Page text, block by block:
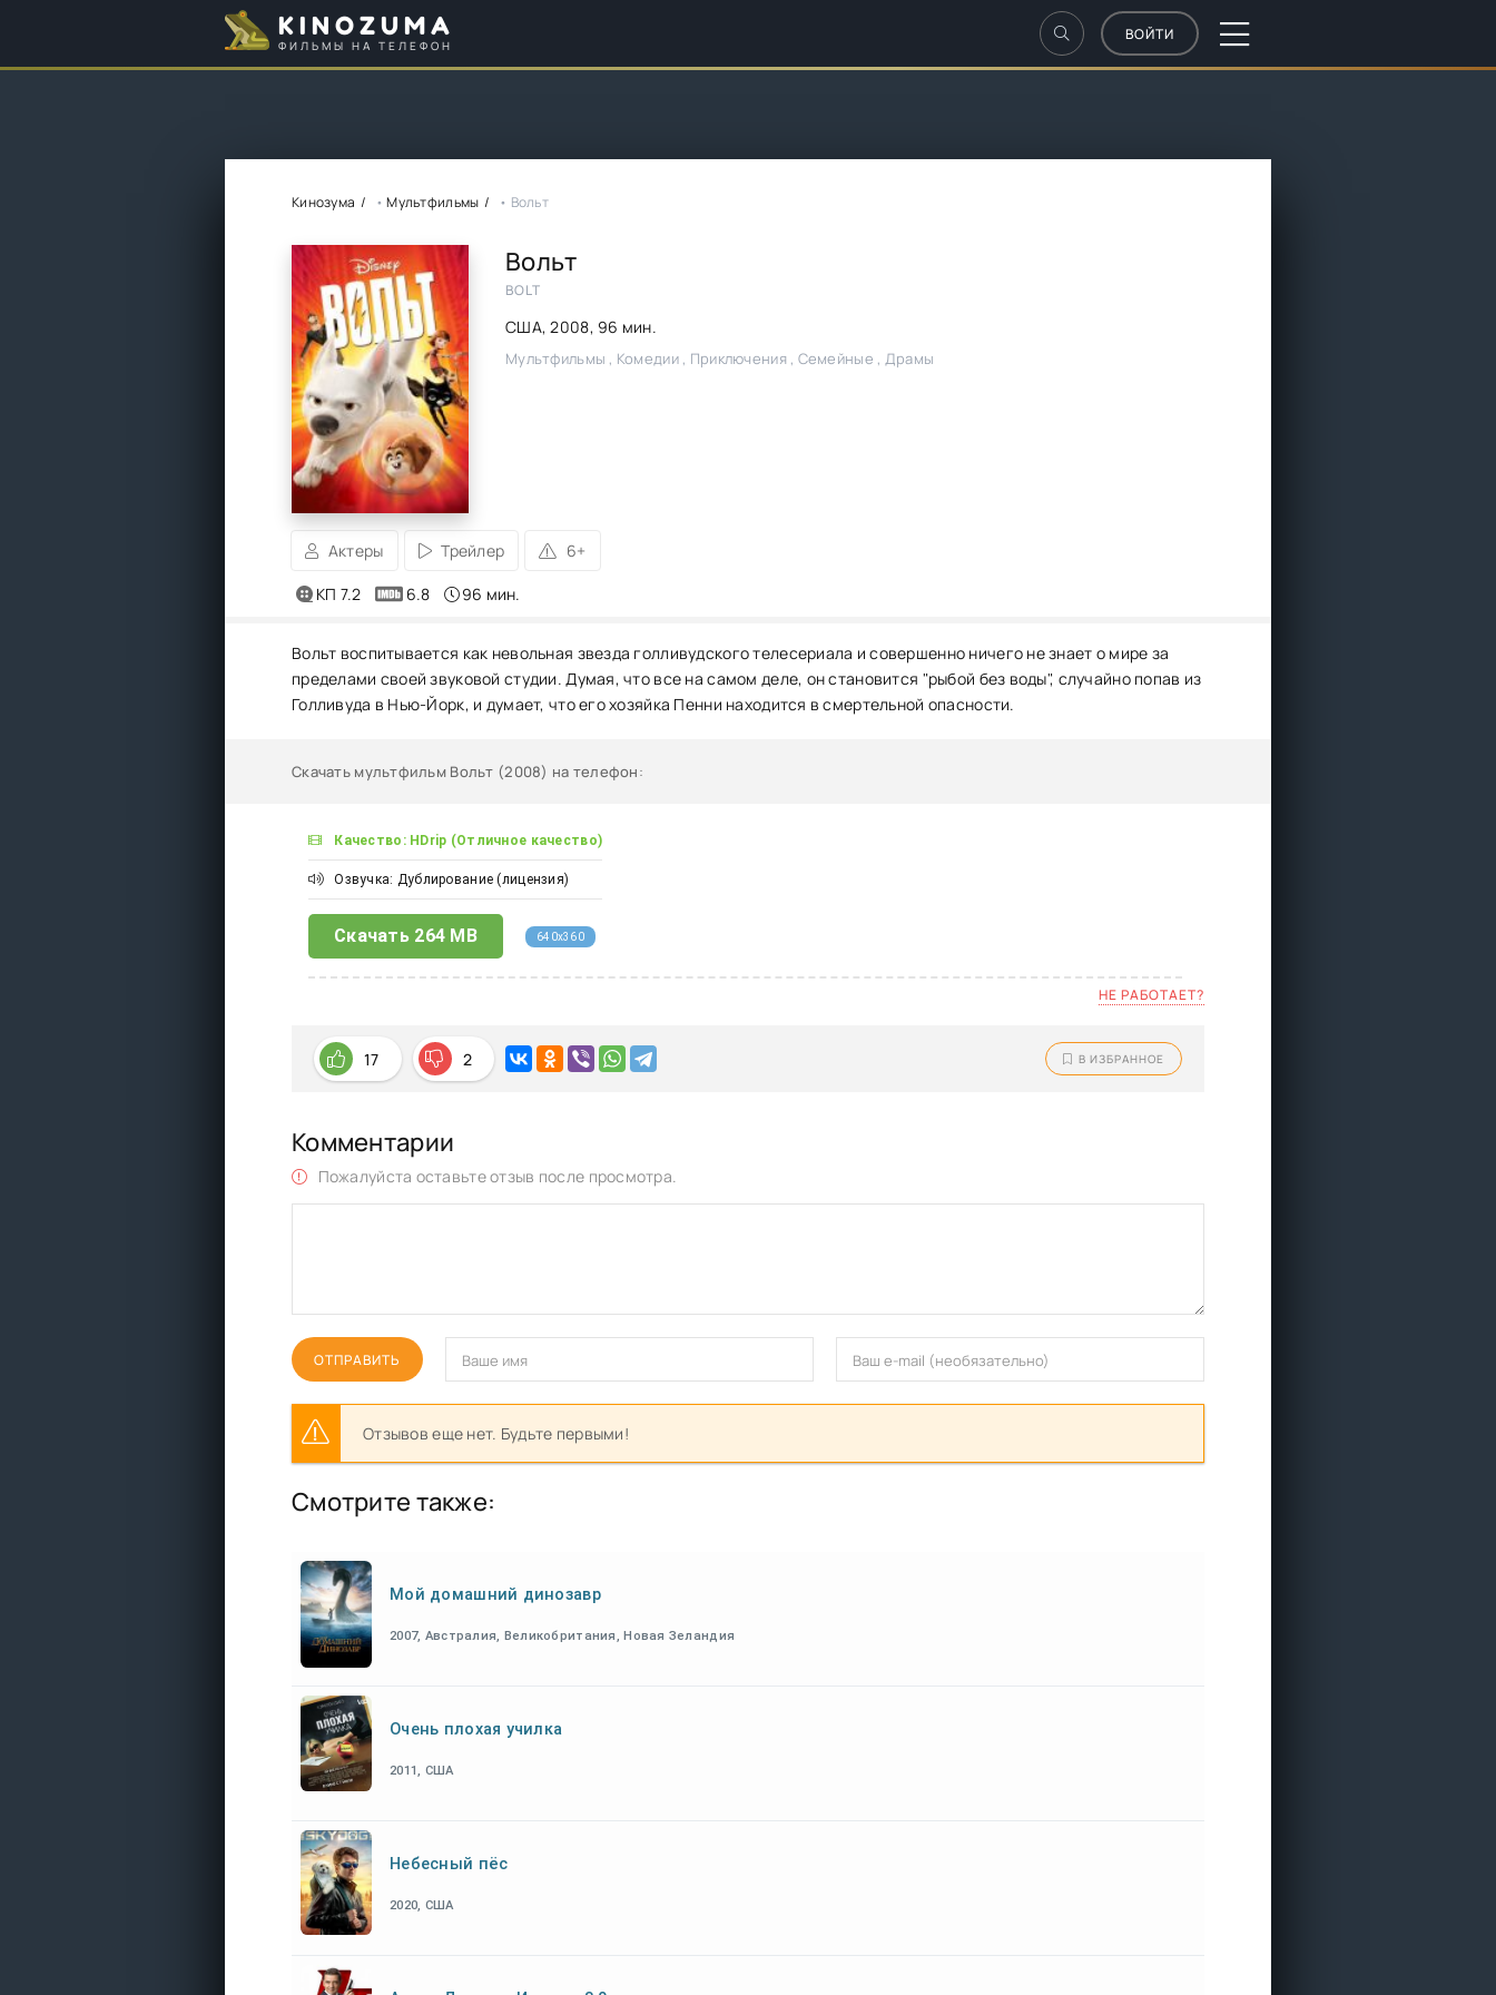
KINOZUMA
ФИЛЬМЫ НА ТЕЛЕФОН
ВОЙТИ
Кинозума •Мультфильмы • Вольт
Вольт
BOLT
США,2008, 96 мин.
Мультфильмы , Комедии , Приключения , Семейные , Драмы
Актеры Трейлер 6+
КП 7.2 6.8 96 мин.
Вольт воспитывается как невольная звезда голливудского телесериала и совершенно ничего не знает о мире за
пределами своей звуковой студии. Думая, что все на самом деле, он становится "рыбой без воды", случайно попав из
Голливуда в Нью-Йорк, и думает, что его хозяйка Пенни находится в смертельной опасности.
Скачать мультфильм Вольт (2008) на телефон:
Качество: HDrip (Отличное качество)
Озвучка: Дублирование (лицензия)
Скачать 264 MB 640x360
НЕ РАБОТАЕТ?
17 2 В ИЗБРАННОЕ
Комментарии
Пожалуйста оставьте отзыв после просмотра.
ОТПРАВИТЬ
Отзывов еще нет. Будьте первыми!
Смотрите также:
Мой домашний динозавр
2007, Австралия, Великобритания, Новая Зеландия
Очень плохая училка
2011, США
Небесный пёс
2020, США